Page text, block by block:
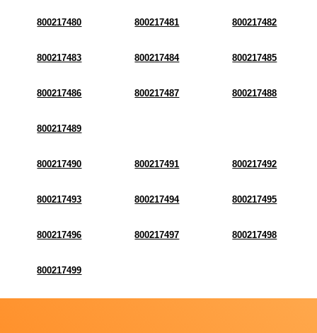
800217480 800217481 800217482
800217483 800217484 800217485
800217486 800217487 800217488
800217489
800217490 800217491 800217492
800217493 800217494 800217495
800217496 800217497 800217498
800217499